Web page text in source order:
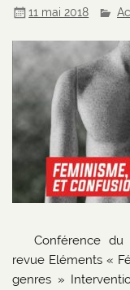
11 mai 2018
Conférence
revue Eléments «
genres »